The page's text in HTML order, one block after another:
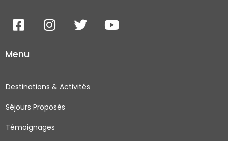
F
a
e
o
k
-
I
n
g
a
m
T
w
e
Y
o
Menu
Destinations & Activités
Séjours Proposés
Témoignages